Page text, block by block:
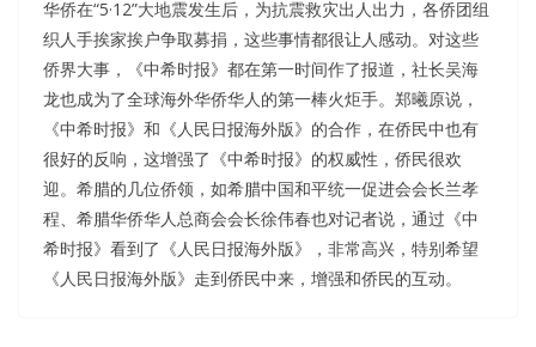
华侨在“5·12”大地震发生后，为抗震救灾出人出力，各侨团组
织人手挨家挨户争取募捐，这些事情都很让人感动。对这些
侨界大事，《中希时报》都在第一时间作了报道，社长吴海
龙也成为了全球海外华侨华人的第一棒火炬手。郑曦原说，
《中希时报》和《人民日报海外版》的合作，在侨民中也有
很好的反响，这增强了《中希时报》的权威性，侨民很欢
迎。希腊的几位侨领，如希腊中国和平统一促进会会长兰孝
程、希腊华侨华人总商会会长徐伟春也对记者说，通过《中
希时报》看到了《人民日报海外版》，非常高兴，特别希望
《人民日报海外版》走到侨民中来，增强和侨民的互动。